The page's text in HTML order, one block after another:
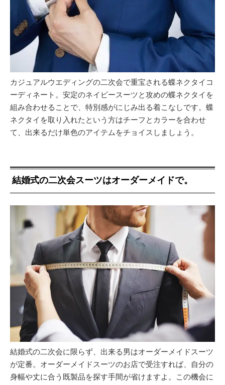
カジュアルウエディングの二次会で重宝される蝶ネクタイコ
ーディネート。安定のネイビースーツと攻めの蝶ネクタイを
組み合わせることで、特別感がにじみ出る着こなしです。蝶
ネクタイを取り入れたという方はチーフとカラーを合わせ
て、出来るだけ単色のアイテムをチョイスしましょう。
結婚式の二次会スーツはオーダーメイドで。
結婚式の二次会に限らず、出来る男はオーダーメイドスーツ
が定番。オーダーメイドスーツのお店で受注すれば、自分の
身幅や丈に合う既製品を探す手間が省けますよ。この機会に